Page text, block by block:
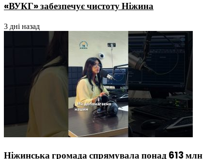
«ВУКГ» забезпечує чистоту Ніжина
3 дні назад
Ніжинська громада спрямувала понад 613 млн